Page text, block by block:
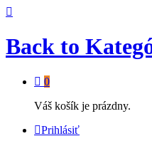
Back to
0
Váš košík je prázdny.
Prihlásiť